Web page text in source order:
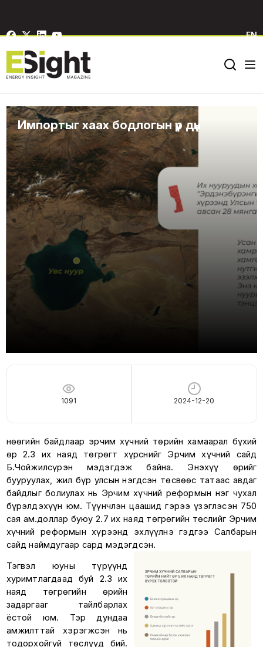
EN
Импортыг хаах бодлогын үр дүн
1091 2024-12-20
Өнөөгийн байдлаар эрчим хүчний төрийн хамаарал бүхий
өр 2.3 их наяд төгрөгт хүрснийг Эрчим хүчний сайд
Б.Чойжилсүрэн мэдэгдэж байна. Энэхүү өрийг
бууруулах, жил бүр улсын нэгдсэн төсвөөс татаас авдаг
байдлыг болиулах нь Эрчим хүчний реформын нэг чухал
бүрэлдэхүүн юм. Түүнчлэн цаашид гэрээ үзэглэсэн 750
сая ам.доллар буюу 2.7 их наяд төгрөгийн төслийг Эрчим
хүчний реформын хүрээнд эхлүүлнэ гэдгээ Салбарын
сайд наймдугаар сард мэдэгдсэн.
Тэгвэл юуны түрүүнд
хуримтлагдаад буй 2.3 их
наяд төгрөгийн өрийн
задаргааг тайлбарлах
ёстой юм. Тэр дундаа
амжилттай хэрэгжсэн нь
тодорхойгүй төслүүд бий.